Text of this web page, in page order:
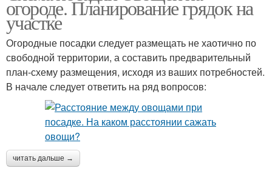
огороде. Планирование грядок на
участке
Огородные посадки следует размещать не хаотично по
свободной территории, а составить предварительный
план-схему размещения, исходя из ваших потребностей.
В начале следует ответить на ряд вопросов:
читать дальше →